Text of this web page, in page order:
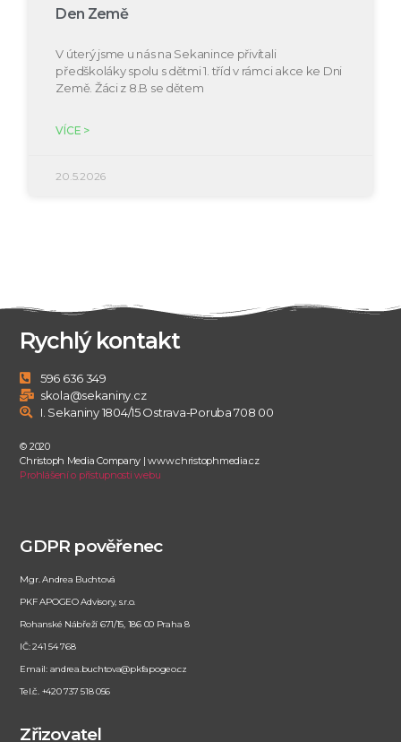
Den Země
V úterý jsme u nás na Sekanince přivítali
předškoláky spolu s dětmi 1. tříd v rámci akce ke Dni
Země. Žáci z 8.B se dětem
VÍCE >
20.5.2026
Rychlý kontakt
596 636 349
skola@sekaniny.cz
I. Sekaniny 1804/15 Ostrava-Poruba 708 00
© 2020
Christoph Media Company | www.christophmedia.cz
Prohlášení o přístupnosti webu
GDPR pověřenec
Mgr. Andrea Buchtová
PKF APOGEO Advisory, s.r.o.
Rohanské Nábřeží 671/15, 186 00 Praha 8
IČ: 241 54 768
Email: andrea.buchtova@pkfapogeo.cz
Tel.č. +420 737 518 056
Zřizovatel